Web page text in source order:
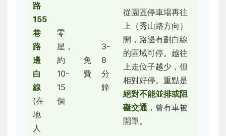
路
155
巷
路
邊
白
線
(在
地
人
零
星，
約
10-
15
個
免
費
3-
8
分
鐘
從園區停車場再往
上（秀山路方向）
開，路邊有劃白線
的區域可停。越往
上走位子越少，但
相對好停。重點是
絕對不能並排或阻
礙交通 ，曾有車被
開單。